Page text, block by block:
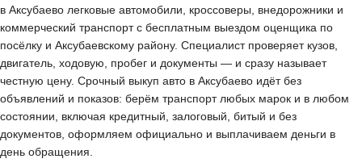
в Аксубаево легковые автомобили, кроссоверы, внедорожники и
коммерческий транспорт с бесплатным выездом оценщика по
посёлку и Аксубаевскому району. Специалист проверяет кузов,
двигатель, ходовую, пробег и документы — и сразу называет
честную цену. Срочный выкуп авто в Аксубаево идёт без
объявлений и показов: берём транспорт любых марок и в любом
состоянии, включая кредитный, залоговый, битый и без
документов, оформляем официально и выплачиваем деньги в
день обращения.